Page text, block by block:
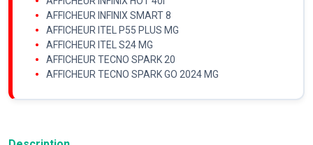
AFFICHEUR INFINIX SMART 8
AFFICHEUR ITEL P55 PLUS MG
AFFICHEUR ITEL S24 MG
AFFICHEUR TECNO SPARK 20
AFFICHEUR TECNO SPARK GO 2024 MG